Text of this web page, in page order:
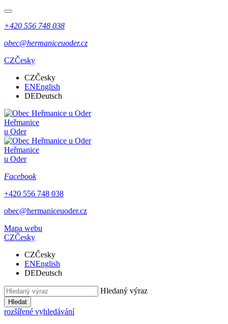
+420 556 748 038
obec@hermaniceuoder.cz
CZČesky
CZČesky
ENEnglish
DEDeutsch
Heřmanice
u Oder
Heřmanice
u Oder
Facebook
+420 556 748 038
obec@hermaniceuoder.cz
Mapa webu
CZČesky
CZČesky
ENEnglish
DEDeutsch
Hledaný výraz
Hledat
rozšířené vyhledávání